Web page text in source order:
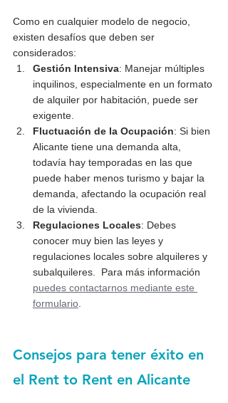
Como en cualquier modelo de negocio,
existen desafíos que deben ser
considerados:
Gestión Intensiva: Manejar múltiples
inquilinos, especialmente en un formato
de alquiler por habitación, puede ser
exigente.
Fluctuación de la Ocupación: Si bien
Alicante tiene una demanda alta,
todavía hay temporadas en las que
puede haber menos turismo y bajar la
demanda, afectando la ocupación real
de la vivienda.
Regulaciones Locales: Debes
conocer muy bien las leyes y
regulaciones locales sobre alquileres y
subalquileres.  Para más información
puedes contactarnos mediante este
formulario
Consejos para tener éxito en
el Rent to Rent en Alicante